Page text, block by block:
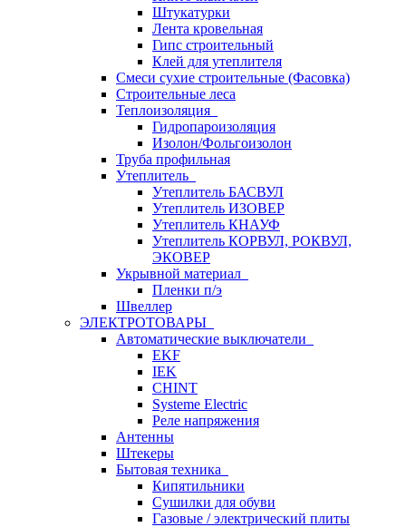
Штукатурки
Лента кровельная
Гипс строительный
Клей для утеплителя
Смеси сухие строительные (Фасовка)
Строительные леса
Теплоизоляция
Гидропароизоляция
Изолон/Фольгоизолон
Труба профильная
Утеплитель
Утеплитель БАСВУЛ
Утеплитель ИЗОВЕР
Утеплитель КНАУФ
Утеплитель КОРВУЛ, РОКВУЛ,
ЭКОВЕР
Укрывной материал
Пленки п/э
Швеллер
ЭЛЕКТРОТОВАРЫ
Автоматические выключатели
EKF
IEK
CHINT
Systeme Electric
Реле напряжения
Антенны
Штекеры
Бытовая техника
Кипятильники
Сушилки для обуви
Газовые / электрический плиты